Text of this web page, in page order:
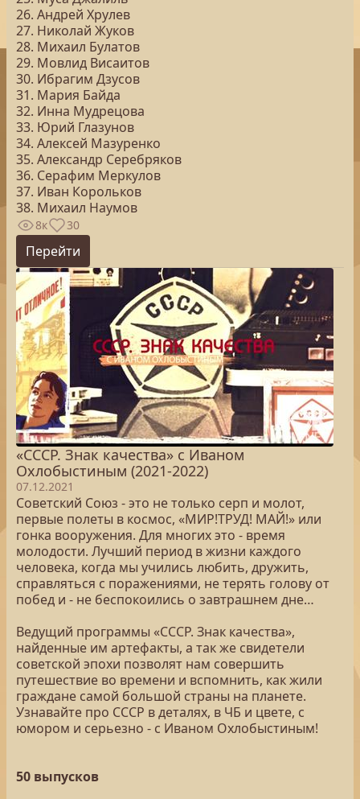
26. Андрей Хрулев
27. Николай Жуков
28. Михаил Булатов
29. Мовлид Висаитов
30. Ибрагим Дзусов
31. Мария Байда
32. Инна Мудрецова
33. Юрий Глазунов
34. Алексей Мазуренко
35. Александр Серебряков
36. Серафим Меркулов
37. Иван Корольков
38. Михаил Наумов
8к 30
Перейти
«СССР. Знак качества» с Иваном
Охлобыстиным (2021-2022)
07.12.2021
Советский Союз - это не только серп и молот,
первые полеты в космос, «МИР!ТРУД! МАЙ!» или
гонка вооружения. Для многих это - время
молодости. Лучший период в жизни каждого
человека, когда мы учились любить, дружить,
справляться с поражениями, не терять голову от
побед и - не беспокоились о завтрашнем дне…
Ведущий программы «СССР. Знак качества»,
найденные им артефакты, а так же свидетели
советской эпохи позволят нам совершить
путешествие во времени и вспомнить, как жили
граждане самой большой страны на планете.
Узнавайте про СССР в деталях, в ЧБ и цвете, с
юмором и серьезно - с Иваном Охлобыстиным!
50 выпусков